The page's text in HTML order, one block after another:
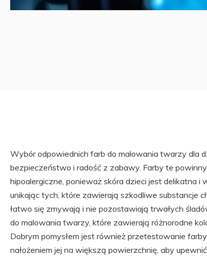
Wybór odpowiednich farb do malowania twarzy dla
bezpieczeństwo i radość z zabawy. Farby te
hipoalergiczne, ponieważ skóra dzieci jest delikatna
unikając tych, które zawierają szkodliwe substancje
łatwo się zmywają i nie pozostawiają trwałych
do malowania twarzy, które zawierają różnorodne
Dobrym pomysłem jest również przetestowanie
nałożeniem jej na większą powierzchnię, aby